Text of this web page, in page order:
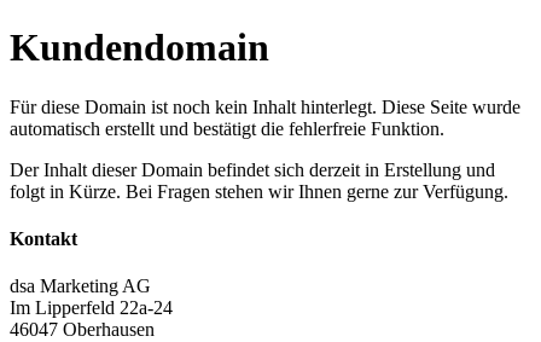
Kundendomain
Für diese Domain ist noch kein Inhalt hinterlegt. Diese Seite wurde
automatisch erstellt und bestätigt die fehlerfreie Funktion.
Der Inhalt dieser Domain befindet sich derzeit in Erstellung und
folgt in Kürze. Bei Fragen stehen wir Ihnen gerne zur Verfügung.
Kontakt
dsa Marketing AG
Im Lipperfeld 22a-24
46047 Oberhausen